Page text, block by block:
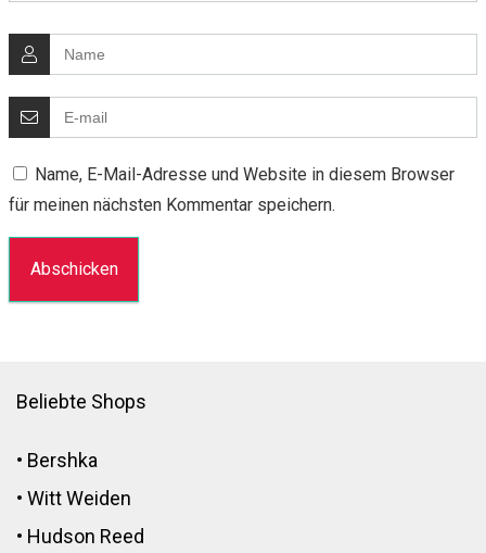
Name, E-Mail-Adresse und Website in diesem Browser
für meinen nächsten Kommentar speichern.
Beliebte Shops
• Bershka
• Witt Weiden
• Hudson Reed